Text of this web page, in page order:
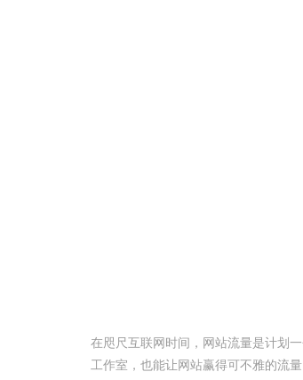
在咫尺互联网时间，网站流量是计划
工作室，也能让网站赢得可不雅的流量